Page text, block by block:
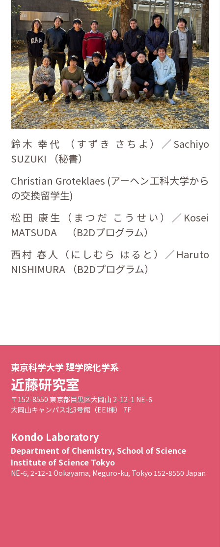
鈴木 幸代 （すずき さちよ）／Sachiyo
SUZUKI （秘書）
Christian Groteklaes (アーヘン工科大学から
の交換留学生)
松田 康生（まつだ こうせい）／Kosei
MATSUDA （B2Dプログラム）
西村 春人（にしむら はると）／Haruto
NISHIMURA （B2Dプログラム）
東京科学大学 理学院化学系
近藤研究室
〒152-8550 東京都目黒区大岡山 2-12-1 NE-6
大岡山キャンパス北3号館（EEI棟） 7F
Kondo Laboratory
Department of Chemistry, School of Science
Institute of Science Tokyo
NE-6, 2-12-1 Ookayama, Meguro-ku, Tokyo 152-8550 Japan